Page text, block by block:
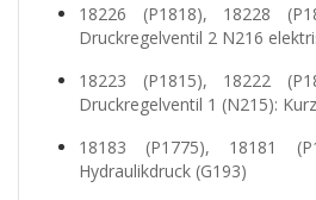
18226 (P1818), 18228
Druckregelventil 2 N216
18223 (P1815), 18222
Druckregelventil 1 (N215):
18183 (P1775), 18181
Hydraulikdruck (G193)